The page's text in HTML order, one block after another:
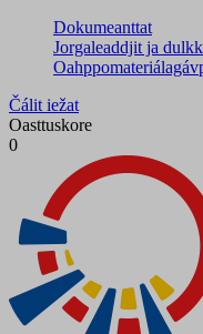
Dokumeanttat
Jorgaleaddjit ja
Čálit iežat
Oasttuskore
0